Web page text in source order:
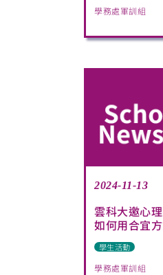
學務處軍訓組
2024-11-13
雲科大邀心
如何用合宜
學生活動
學務處軍訓組